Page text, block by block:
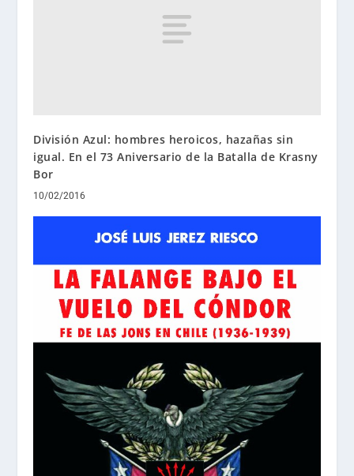
División Azul: hombres heroicos, hazañas sin
igual. En el 73 Aniversario de la Batalla de Krasny
Bor
10/02/2016